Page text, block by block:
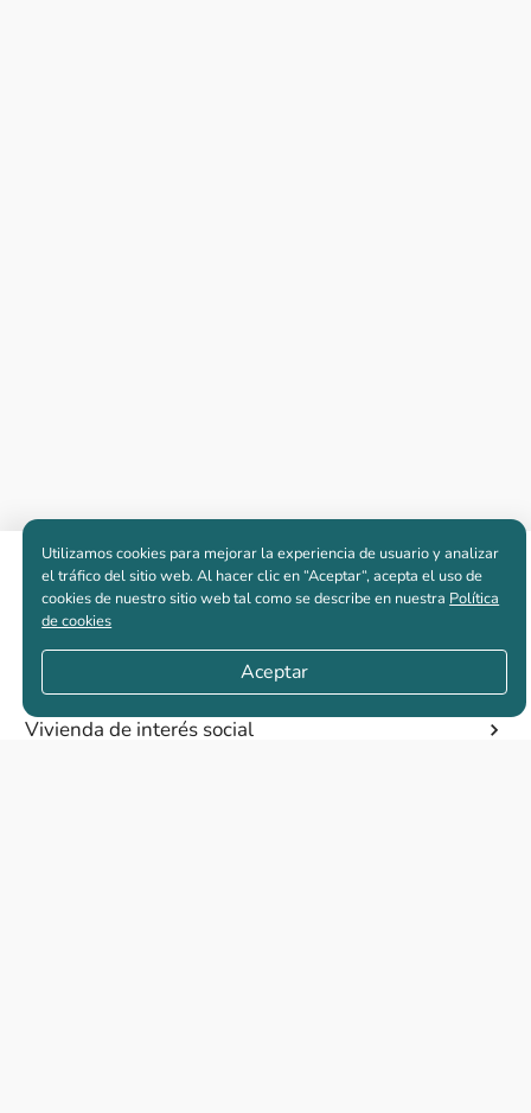
Apartamentos nuevos
Casas nuevas en venta
Vivienda de interés social
Utilizamos cookies para mejorar la experiencia de usuario y analizar
el tráfico del sitio web. Al hacer clic en “Aceptar“, acepta el uso de
cookies de nuestro sitio web tal como se describe en nuestra Política
de cookies
Aceptar